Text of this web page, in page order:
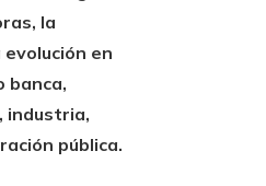
la
evolución en
banca,
industria,
pública.